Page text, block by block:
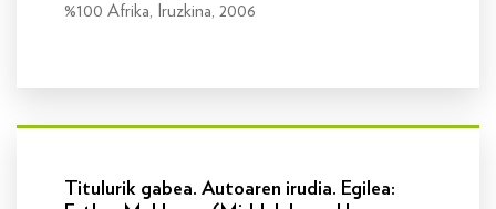
%100 Afrika, Iruzkina, 2006
Titulurik gabea. Autoaren irudia. Egilea: